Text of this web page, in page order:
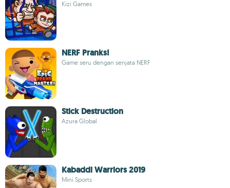
Kizi Games
NERF Pranks!
Game seru dengan senjata NERF
Stick Destruction
Azura Global
Kabaddi Warriors 2019
Mini Sports